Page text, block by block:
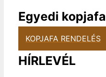
Egyedi
KOPJAFA RENDELÉS
HÍRLEVÉL